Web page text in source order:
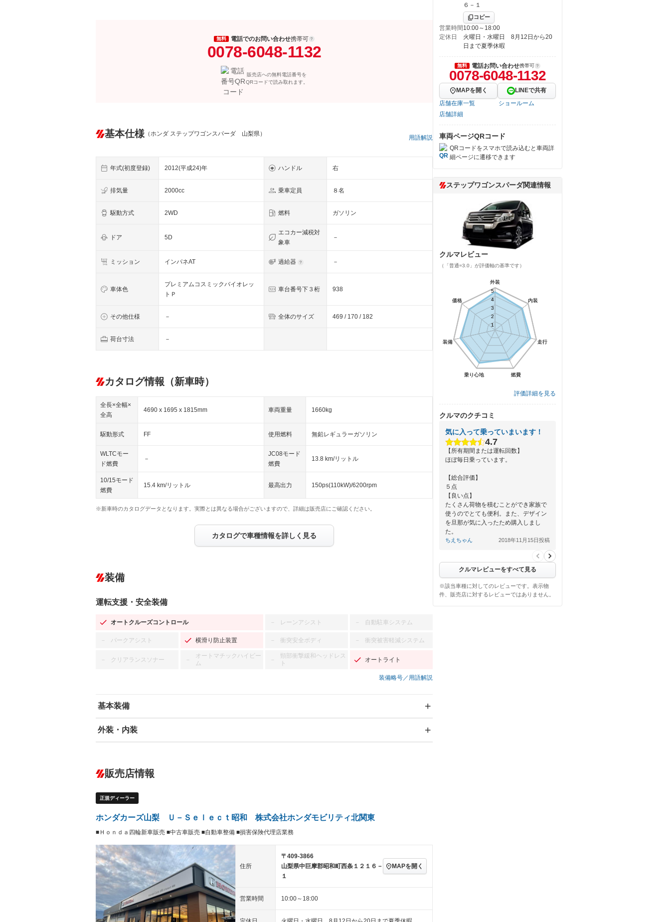
無料 電話でのお問い合わせ携帯可
0078-6048-1132
販売店への無料電話番号を
QRコードで読み取れます。
基本仕様 （ホンダ ステップワゴンスパーダ 山梨県）
用語解説
年式(初度登録) 2012(平成24)年 ハンドル 右
排気量 2000cc 乗車定員 ８名
駆動方式 2WD 燃料 ガソリン
ドア 5D
エコカー減税対
象車
－
ミッション インパネAT 過給器 －
車体色
プレミアムコスミックバイオレッ
トＰ
車台番号下３桁 938
その他仕様 － 全体のサイズ 469 / 170 / 182
荷台寸法 －
カタログ情報（新車時）
全長×全幅×
全高
4690 x 1695 x 1815mm 車両重量 1660kg
駆動形式 FF 使用燃料 無鉛レギュラーガソリン
WLTCモー
ド燃費
－
JC08モード
燃費
13.8 km/リットル
10/15モード
燃費
15.4 km/リットル 最高出力 150ps(110kW)/6200rpm
※新車時のカタログデータとなります。実際とは異なる場合がございますので、詳細は販売店にご確認ください。
カタログで車種情報を詳しく見る
装備
運転支援・安全装備
オートクルーズコントロール － レーンアシスト － 自動駐車システム
－ パークアシスト 横滑り防止装置 － 衝突安全ボディ － 衝突被害軽減システム
－ クリアランスソナー －
オートマチックハイビー
ム
－
頸部衝撃緩和ヘッドレス
ト
オートライト
装備略号／用語解説
基本装備
エアバッグ：運転席/助手席
－ ダウンヒルアシストコントロール
－ Bluetooth接続
－ レンタカーアップ － 展示・試乗車 電動格納ミラー
外装・内装
オーディオ：CDまたはCDチェンジャー／ミュージック
サーバー
－
ヘッドライトウォッシャ
ー
－ LEDヘッドランプ HID(キセノンライト) － ポータブルナビ バックカメラ
ETC － エアロ スマートキー
－ ランフラットタイヤ － パワーシート
－ フルフラットシート － チップアップシート オットマン － 電動格納サードシート
－ シートヒーター － ウォークスルー
－ フロントカメラ － シートエアコン
販売店情報
正規ディーラー
ホンダカーズ山梨 Ｕ－Ｓｅｌｅｃｔ昭和 株式会社ホンダモビリティ北関東
■Ｈｏｎｄａ四輪新車販売 ■中古車販売 ■自動車整備 ■損害保険代理店業務
住所
〒409-3866
山梨県中巨摩郡昭和町西条１２１６－
１
MAPを開く
営業時間 10:00～18:00
６－１
コピー
営業時間10:00～18:00
定休日
火曜日・水曜日 8月12日から20
日まで夏季休暇
無料 電話お問い合わせ携帯可
0078-6048-1132
MAPを開く
LINEで共有
店舗在庫一覧
ショールーム
店舗詳細
車両ページQRコード
QRコードをスマホで読み込むと車両詳
細ページに遷移できます
ステップワゴンスパーダ関連情報
クルマレビュー
（「普通=3.0」が評価軸の基準です）
外装
内装
走行
燃費
乗り心地
装備
価格
1
2
3
4
5
外装
内装
走行
燃費
乗り心地
装備
価格
1
2
3
4
5
評価詳細を見る
クルマのクチコミ
気に入って乗っていまいます！
4.7
【所有期間または運転回数】
ほぼ毎日乗っています。
【総合評価】
５点
【良い点】
たくさん荷物を積むことができ家族で
使うのでとても便利。また、デザイン
を旦那が気に入ったため購入しまし
た。
ちえちゃん 2018年11月15日投稿
クルマレビューをすべて見る
※該当車種に対してのレビューです。表示物
件、販売店に対するレビューではありません。